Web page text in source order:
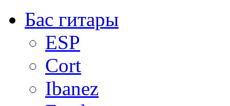
Бас гитары
ESP
Cort
Ibanez